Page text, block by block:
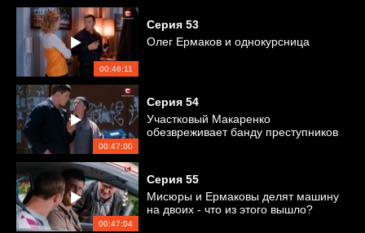
00:46:11
Серия 53
Олег Ермаков и однокурсница
00:47:00
Серия 54
Участковый Макаренко
обезвреживает банду преступников
00:47:04
Серия 55
Мисюры и Ермаковы делят машину
на двоих - что из этого вышло?